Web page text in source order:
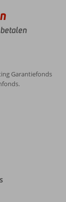
Garantiefonds